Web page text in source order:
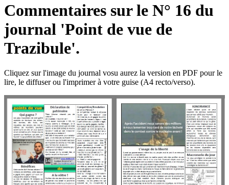
Commentaires sur le N° 16 du
journal 'Point de vue de
Trazibule'.
Cliquez sur l'image du journal vosu aurez la version en PDF pour le
lire, le diffuser ou l'imprimer à votre guise (A4 recto/verso).